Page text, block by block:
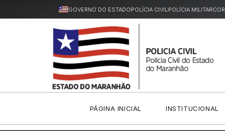
GOVERNO DO ESTADOPOLÍCIA CIVILPOLÍCIA MILITAR
PÁGINA INICIAL INSTITUCIONAL